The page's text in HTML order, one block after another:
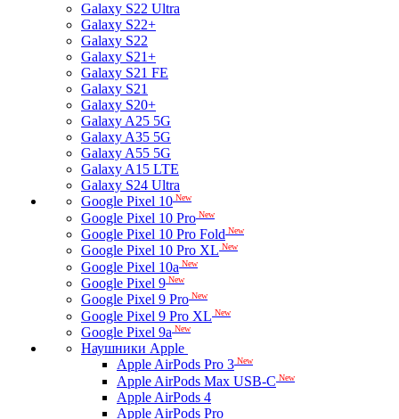
Galaxy S22 Ultra
Galaxy S22+
Galaxy S22
Galaxy S21+
Galaxy S21 FE
Galaxy S21
Galaxy S20+
Galaxy A25 5G
Galaxy A35 5G
Galaxy A55 5G
Galaxy A15 LTE
Galaxy S24 Ultra
Google Pixel 10 New
Google Pixel 10 Pro New
Google Pixel 10 Pro Fold New
Google Pixel 10 Pro XL New
Google Pixel 10a New
Google Pixel 9 New
Google Pixel 9 Pro New
Google Pixel 9 Pro XL New
Google Pixel 9a New
Наушники Apple
Apple AirPods Pro 3 New
Apple AirPods Max USB-C New
Apple AirPods 4
Apple AirPods Pro